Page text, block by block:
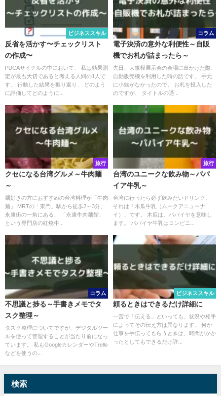
ビジネススキル
反省を活かす〜チェックリスト
の作成〜
PDCAサイクルの中において、 私は効果測
定が最も大切であると考える人間の1人で
す。 行動した結果を振り返り、 どのよう
に評価してどのように...
コラム
電子決済の意外な利便性～自販
機でお札が詰まったら～
先日、大規模展示会の会場に出かけた際、
自動販売機を利用した時の話です。 手元
に小銭がなかったので、 お札を投入した
のですが、 タイトルの通...
旅行
クセになる台湾グルメ～牛肉麺
～
麺好きの方におすすめの台湾料理が「牛肉
麺」 MRTの「東門」駅から徒歩2～3分、
永康街の一角にある、 「永康牛肉麺館」
という専門店の紅燒牛...
旅行
台湾のユニークな飲み物～パパ
イア牛乳～
台湾に行ったら必ず飲みたいドリンク。
それは「木瓜牛乳（ムークアニューナ
イ）」です。 木瓜は、パパイヤを意味し
ます。 パパイヤ牛乳はコンビニ...
コラム
不思議と捗る～手書きメモでタ
スク整理～
タスク整理についてですが、デジタルツー
ルを使って管理することが当たり前になっ
ています。 私もGoogleカレンダーやTrello
などを使うの...
ビジネススキル
頼るときはできるだけ詳細に
一言で「伝える」といっても、状況や相手
によってその伝え方は異なります。 何か
仕事を手伝ってもらうときは、時間がかか
ったとしてもできるだけ詳...
検索